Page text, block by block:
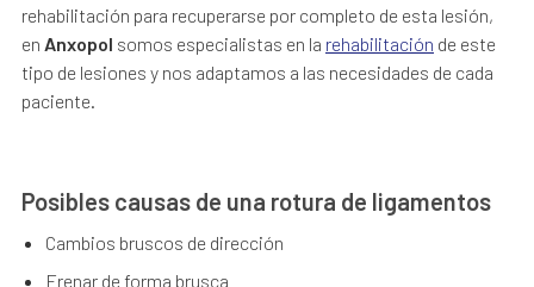
rehabilitación para recuperarse por completo de esta lesión,
en Anxopol somos especialistas en la rehabilitación de este
tipo de lesiones y nos adaptamos a las necesidades de cada
paciente.
Posibles causas de una rotura de ligamentos
Cambios bruscos de dirección
Frenar de forma brusca